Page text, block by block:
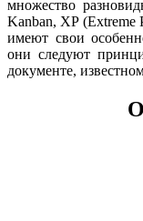
множество
Kanban, XP (Extreme
имеют свои
они следуют
документе,